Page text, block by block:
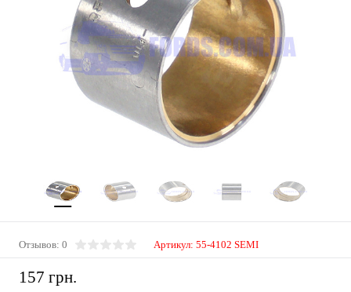
Отзывов: 0 Артикул: 55-4102 SEMI
157 грн.